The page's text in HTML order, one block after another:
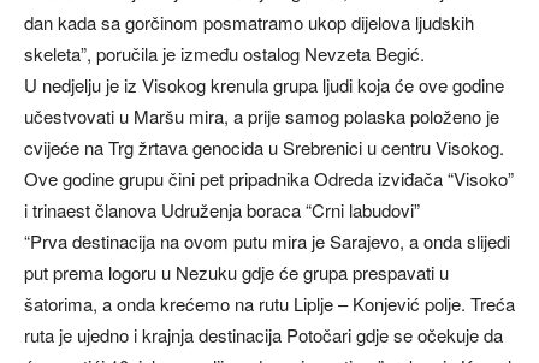
dan kada sa gorčinom posmatramo ukop dijelova ljudskih
skeleta”, poručila je između ostalog Nevzeta Begić.
U nedjelju je iz Visokog krenula grupa ljudi koja će ove godine
učestvovati u Maršu mira, a prije samog polaska položeno je
cvijeće na Trg žrtava genocida u Srebrenici u centru Visokog.
Ove godine grupu čini pet pripadnika Odreda izviđača “Visoko”
i trinaest članova Udruženja boraca “Crni labudovi”
“Prva destinacija na ovom putu mira je Sarajevo, a onda slijedi
put prema logoru u Nezuku gdje će grupa prespavati u
šatorima, a onda krećemo na rutu Liplje – Konjević polje. Treća
ruta je ujedno i krajnja destinacija Potočari gdje se očekuje da